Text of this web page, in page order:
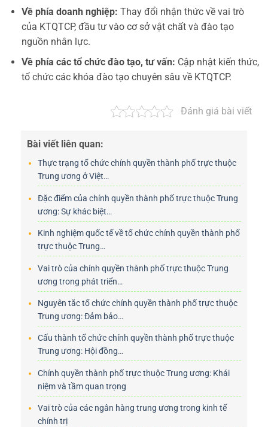
Về phía doanh nghiệp: Thay đổi nhận thức về vai trò
của KTQTCP, đầu tư vào cơ sở vật chất và đào tạo
nguồn nhân lực.
Về phía các tổ chức đào tạo, tư vấn: Cập nhật kiến thức,
tổ chức các khóa đào tạo chuyên sâu về KTQTCP.
Đánh giá bài viết
Bài viết liên quan:
Thực trạng tổ chức chính quyền thành phố trực thuộc
Trung ương ở Việt…
Đặc điểm của chính quyền thành phố trực thuộc Trung
ương: Sự khác biệt…
Kinh nghiệm quốc tế về tổ chức chính quyền thành phố
trực thuộc Trung…
Vai trò của chính quyền thành phố trực thuộc Trung
ương trong phát triển…
Nguyên tắc tổ chức chính quyền thành phố trực thuộc
Trung ương: Đảm bảo…
Cấu thành tổ chức chính quyền thành phố trực thuộc
Trung ương: Hội đồng…
Chính quyền thành phố trực thuộc Trung ương: Khái
niệm và tầm quan trọng
Vai trò của các ngân hàng trung ương trong kinh tế
chính trị